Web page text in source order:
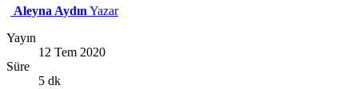
Aleyna Aydın Yazar
Yayın
12 Tem 2020
Süre
5 dk